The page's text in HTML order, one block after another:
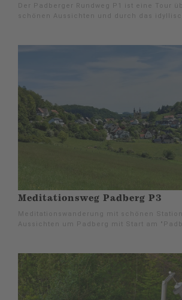
Der Padberger Rundweg P1 ist eine Tour
schönen Aussichten und durch das
Meditationsweg Padberg P3
Meditationswanderung mit schönen
Aussichten um Padberg mit Start am